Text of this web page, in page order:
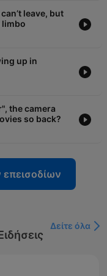
leave, but
limbo
up in
the camera
so back?
Δείτε όλα